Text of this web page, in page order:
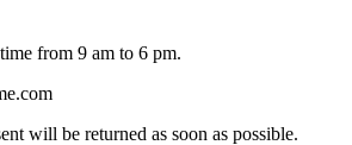
from 9 am to 6 pm.
will be returned as soon as possible.